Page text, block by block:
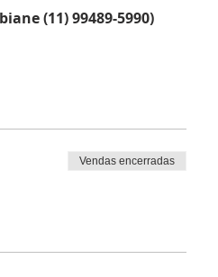
(11) 99489-5990)
Vendas encerradas